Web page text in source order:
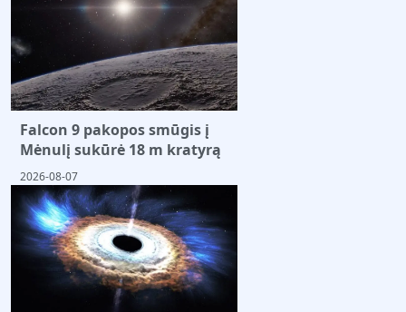
Falcon 9 pakopos smūgis į
Mėnulį sukūrė 18 m kratyrą
2026-08-07